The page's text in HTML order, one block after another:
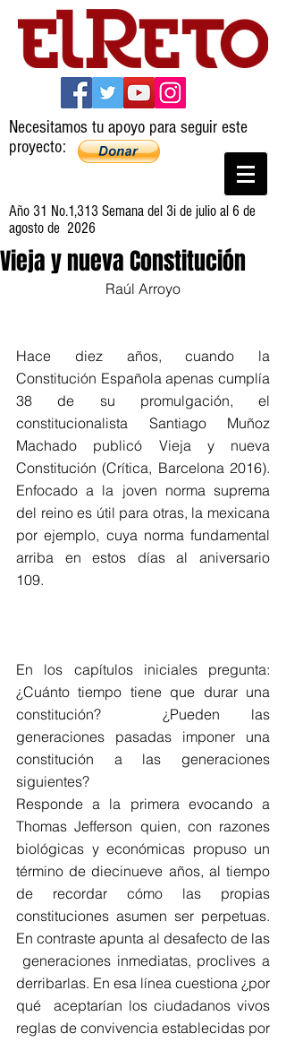
Necesitamos tu apoyo para seguir este
proyecto:
Año 31 No.1,313 Semana del 3i de julio al 6 de
agosto de 2026
Vieja y nueva Constitución
Raúl Arroyo
Hace diez años, cuando la
Constitución Española apenas cumplía
38 de su promulgación, el
constitucionalista Santiago Muñoz
Machado publicó Vieja y nueva
Constitución (Crítica, Barcelona 2016).
Enfocado a la joven norma suprema
del reino es útil para otras, la mexicana
por ejemplo, cuya norma fundamental
arriba en estos días al aniversario
109.
En los capítulos iniciales pregunta:
¿Cuánto tiempo tiene que durar una
constitución?  ¿Pueden las
generaciones pasadas imponer una
constitución a las generaciones
siguientes?
Responde a la primera evocando a
Thomas Jefferson quien, con razones
biológicas y económicas propuso un
término de diecinueve años, al tiempo
de recordar cómo las propias
constituciones asumen ser perpetuas.
En contraste apunta al desafecto de las
generaciones inmediatas, proclives a
derribarlas. En esa línea cuestiona ¿por
qué  aceptarían los ciudadanos vivos
reglas de convivencia establecidas por